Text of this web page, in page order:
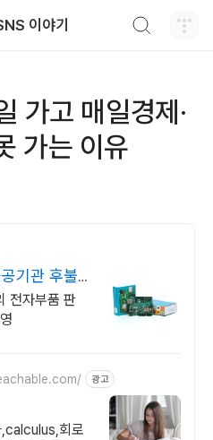
이야기
가고 매일경제·
가는 이유
기관 후불
전자부품 판
광고
,calculus,회로